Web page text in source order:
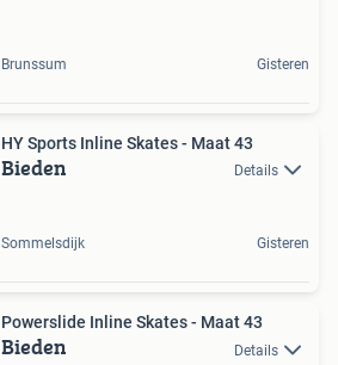
Brunssum Gisteren
HY Sports Inline Skates - Maat 43
Bieden Details
Sommelsdijk Gisteren
Powerslide Inline Skates - Maat 43
Bieden Details